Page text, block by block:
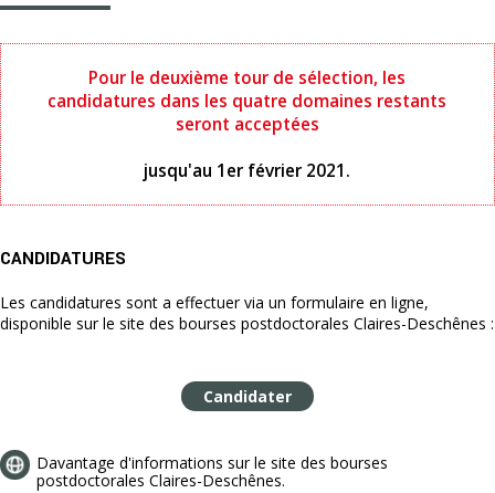
Pour le deuxième tour de sélection, les
candidatures dans les quatre domaines restants
seront acceptées
jusqu'au 1er février 2021.
CANDIDATURES
Les candidatures sont a effectuer via un formulaire en ligne,
disponible sur le site des bourses postdoctorales Claires-Deschênes :
Candidater
Davantage d'informations sur le site des bourses
postdoctorales Claires-Deschênes.